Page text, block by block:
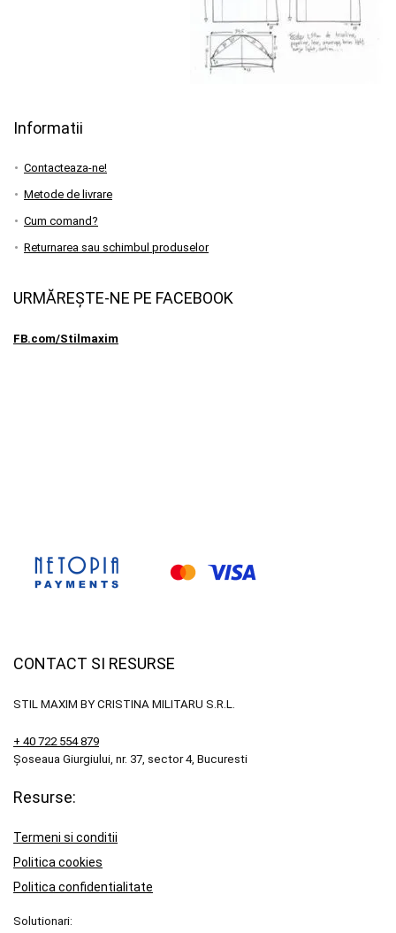
Informatii
Contacteaza-ne!
Metode de livrare
Cum comand?
Returnarea sau schimbul produselor
URMĂREȘTE-NE PE FACEBOOK
FB.com/Stilmaxim
CONTACT SI RESURSE
STIL MAXIM BY CRISTINA MILITARU S.R.L.
+ 40 722 554 879
Șoseaua Giurgiului, nr. 37, sector 4, Bucuresti
Resurse:
Termeni si conditii
Politica cookies
Politica confidentialitate
Solutionari: